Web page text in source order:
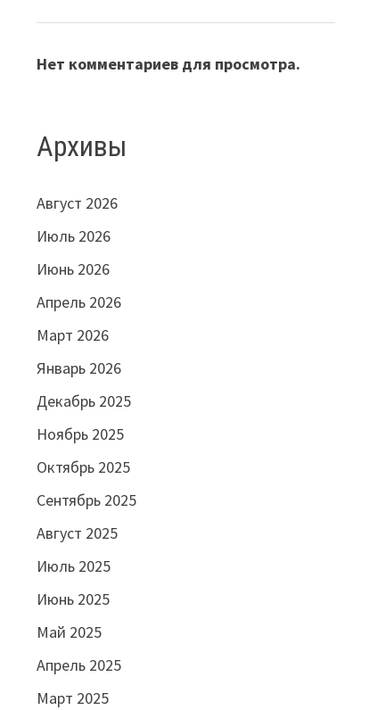
Нет комментариев для просмотра.
Архивы
Август 2026
Июль 2026
Июнь 2026
Апрель 2026
Март 2026
Январь 2026
Декабрь 2025
Ноябрь 2025
Октябрь 2025
Сентябрь 2025
Август 2025
Июль 2025
Июнь 2025
Май 2025
Апрель 2025
Март 2025